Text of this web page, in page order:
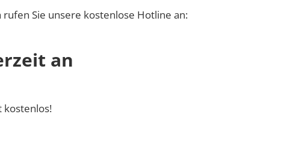
rufen Sie unsere kostenlose Hotline an:
an
kostenlos!